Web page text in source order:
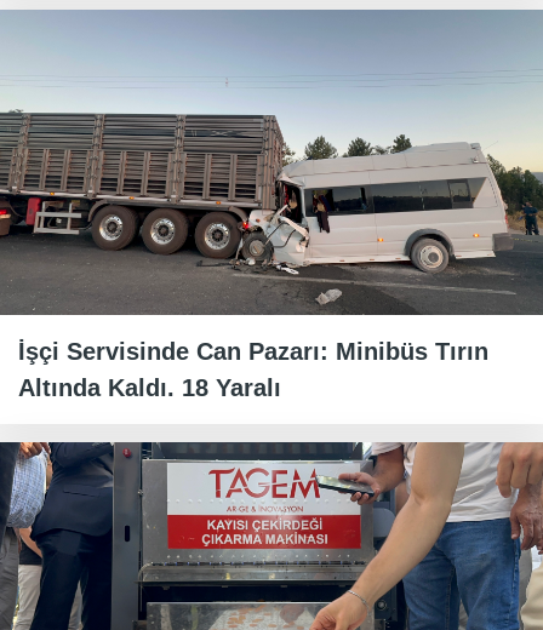
İşçi Servisinde Can Pazarı: Minibüs Tırın
Altında Kaldı. 18 Yaralı